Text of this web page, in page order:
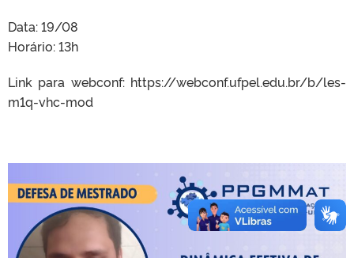
Data: 19/08
Horário: 13h
Link para webconf: https://webconf.ufpel.edu.br/b/les-
m1q-vhc-mod